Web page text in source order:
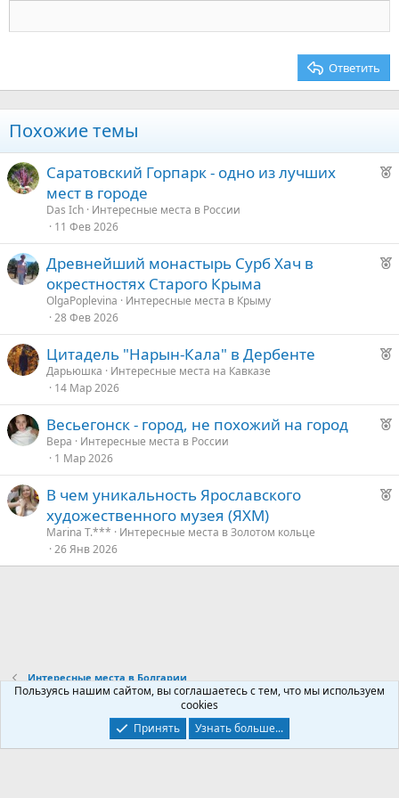
18
22
Tahoma
Times New Roman
Ответить
Похожие темы
Р
е
е
Саратовский Горпарк - одно из лучших
мест в городе
Das Ich Интересные места в России
11 Фев 2026
Р
е
у
й
Древнейший монастырь Сурб Хач в
окрестностях Старого Крыма
OlgaPoplevina
Интересные места в Крыму
28 Фев 2026
Р
о
Цитадель "Нарын-Кала" в Дербенте
Дарьюшка
Интересные места на Кавказе
14 Мар 2026
Р
о
у
Весьегонск - город, не похожий на город
Bepa
Интересные места в России
1 Мар 2026
Р
В чем уникальность Ярославского
художественного музея (ЯХМ)
Marina T.***
Интересные места в Золотом кольце
26 Янв 2026
Интересные места в Болгарии
Условия и правила
Политика конфиденциальности
Главная
R
Пользуясь нашим сайтом, вы соглашаетесь с тем, что мы используем
cookies
Принять
Узнать больше...